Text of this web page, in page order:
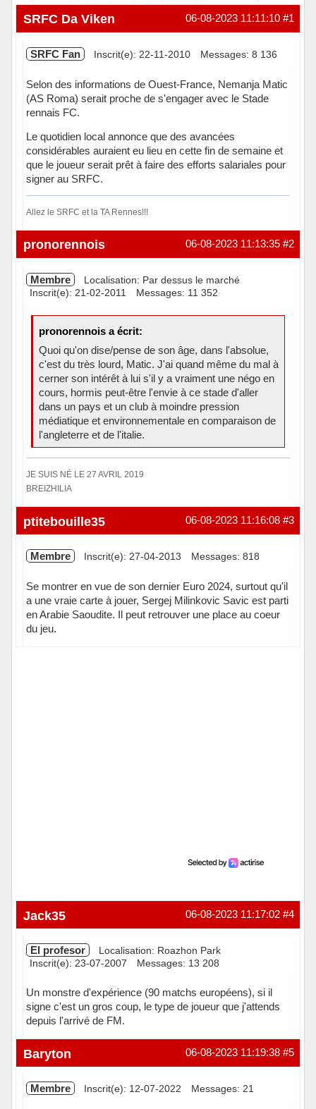
#1
06-08-2023 11:11:10
SRFC Da Viken
SRFC Fan Inscrit(e): 22-11-2010 Messages: 8 136
Selon des informations de Ouest-France, Nemanja Matic
(AS Roma) serait proche de s'engager avec le Stade
rennais FC.
Le quotidien local annonce que des avancées
considérables auraient eu lieu en cette fin de semaine et
que le joueur serait prêt à faire des efforts salariales pour
signer au SRFC.
Allez le SRFC et la TA Rennes!!!
Hors ligne #2
06-08-2023 11:13:35
pronorennois
Membre
Localisation: Par dessus le marché
Inscrit(e): 21-02-2011
Messages: 11 352
pronorennois a écrit:
Quoi qu'on dise/pense de son âge, dans l'absolue,
c'est du très lourd, Matic. J'ai quand même du mal à
cerner son intérêt à lui s'il y a vraiment une négo en
cours, hormis peut-être l'envie à ce stade d'aller
dans un pays et un club à moindre pression
médiatique et environnementale en comparaison de
l'angleterre et de l'italie.
JE SUIS NÉ LE 27 AVRIL 2019
BREIZHILIA
Hors ligne #3
06-08-2023 11:16:08
ptitebouille35
Membre Inscrit(e): 27-04-2013 Messages: 818
Se montrer en vue de son dernier Euro 2024, surtout qu'il
a une vraie carte à jouer, Sergej Milinkovic Savic est parti
en Arabie Saoudite. Il peut retrouver une place au coeur
du jeu.
#4
06-08-2023 11:17:02
Jack35
El profesor
Localisation: Roazhon Park
Inscrit(e): 23-07-2007
Messages: 13 208
Un monstre d'expérience (90 matchs européens), si il
signe c'est un gros coup, le type de joueur que j'attends
depuis l'arrivé de FM.
Hors ligne #5
06-08-2023 11:19:38
Baryton
Membre Inscrit(e): 12-07-2022 Messages: 21